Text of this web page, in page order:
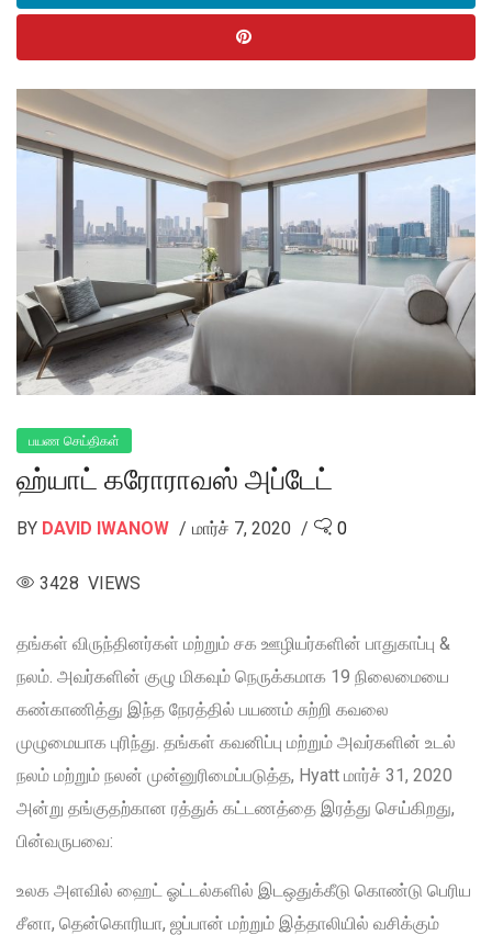
பயண செய்திகள்
ஹ்யாட் கரோராவஸ் அப்டேட்
BY DAVID IWANOW மார்ச் 7, 2020 0
3428 VIEWS
தங்கள் விருந்தினர்கள் மற்றும் சக ஊழியர்களின் பாதுகாப்பு &
நலம். அவர்களின் குழு மிகவும் நெருக்கமாக 19 நிலைமையை
கண்காணித்து இந்த நேரத்தில் பயணம் சுற்றி கவலை
முழுமையாக புரிந்து. தங்கள் கவனிப்பு மற்றும் அவர்களின் உடல்
நலம் மற்றும் நலன் முன்னுரிமைப்படுத்த, Hyatt மார்ச் 31, 2020
அன்று தங்குதற்கான ரத்துக் கட்டணத்தை இரத்து செய்கிறது,
பின்வருபவை:
உலக அளவில் ஹைட் ஓட்டல்களில் இடஒதுக்கீடு கொண்டு பெரிய
சீனா, தென்கொரியா, ஜப்பான் மற்றும் இத்தாலியில் வசிக்கும்